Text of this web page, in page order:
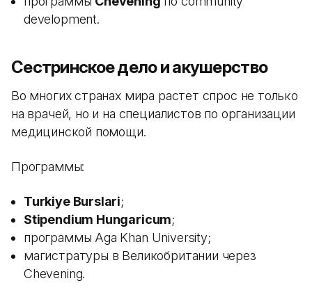
development.
Сестринское дело и акушерство
Во многих странах мира растет спрос не только
на врачей, но и на специалистов по организации
медицинской помощи.
Программы:
Turkiye Burslari;
Stipendium Hungaricum;
программы Aga Khan University;
магистратуры в Великобритании через
Chevening.